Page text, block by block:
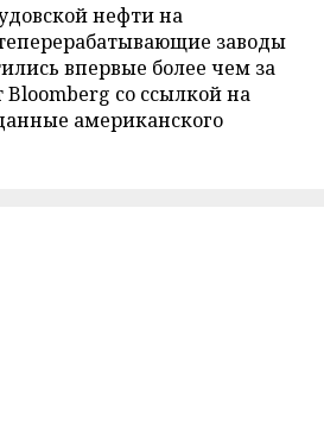
нефти на
заводы
впервые более чем за
Bloomberg со ссылкой на
американского